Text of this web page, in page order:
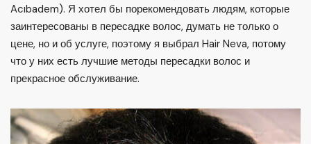
Acıbadem). Я хотел бы порекомендовать людям, которые
заинтересованы в пересадке волос, думать не только о
цене, но и об услуге, поэтому я выбрал Hair Neva, потому
что у них есть лучшие методы пересадки волос и
прекрасное обслуживание.